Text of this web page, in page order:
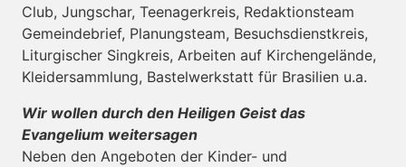
Club, Jungschar, Teenagerkreis, Redaktionsteam
Gemeindebrief, Planungsteam, Besuchsdienstkreis,
Liturgischer Singkreis, Arbeiten auf Kirchengelände,
Kleidersammlung, Bastelwerkstatt für Brasilien u.a.
Wir wollen durch den Heiligen Geist das
Evangelium weitersagen
Neben den Angeboten der Kinder- und